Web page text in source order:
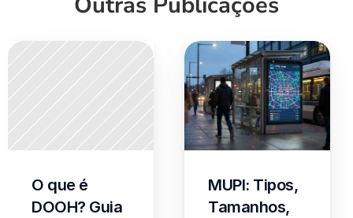
O que é
DOOH? Guia
MUPI: Tipos,
Tamanhos,